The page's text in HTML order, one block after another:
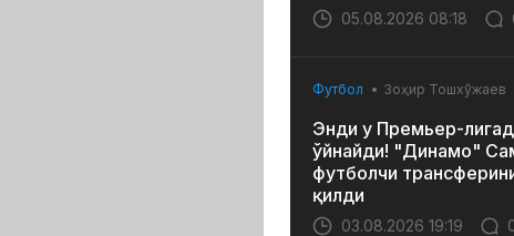
05.08.2026 08:18
Футбол Зоҳир Тошхўжаев
Энди у Премьер-
ўйнайди! "Динамо"
футболчи
қилди
03.08.2026 19:19